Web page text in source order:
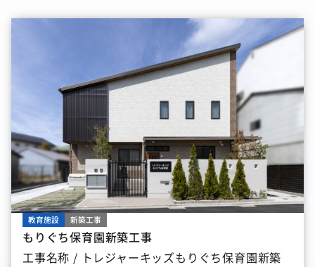
教育施設 新築工事
もりぐち保育園新築工事
工事名称 / トレジャーキッズもりぐち保育園新築